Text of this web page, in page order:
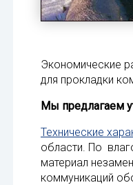
Экономические
для прокладки
Мы предлагаем
Технические
области. По
материал
коммуникаций